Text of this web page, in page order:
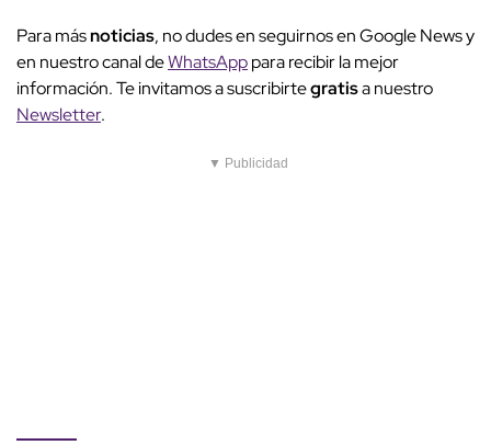
Para másnoticias, no dudes en seguirnos en Google News y
en nuestro canal deWhatsApppara recibir la mejor
información. Te invitamos a suscribirtegratisa nuestro
Newsletter.
▼ Publicidad